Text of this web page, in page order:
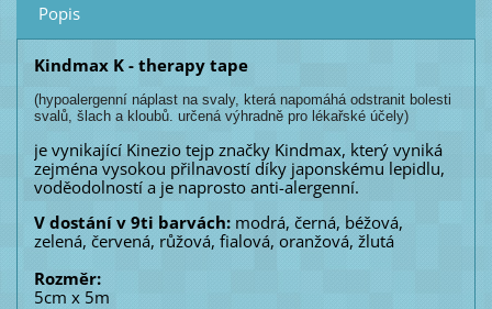
Popis
Kindmax K - therapy tape
(hypoalergenní náplast na svaly, která napomáhá odstranit bolesti
svalů, šlach a kloubů. určená výhradně pro lékařské účely)
je vynikající Kinezio tejp značky Kindmax, který vyniká
zejména vysokou přilnavostí díky japonskému lepidlu,
voděodolností a je naprosto anti-alergenní.
V dostání v 9ti barvách:modrá, černá, béžová,
zelená, červená, růžová, fialová, oranžová, žlutá
Rozměr:
5cm x 5m